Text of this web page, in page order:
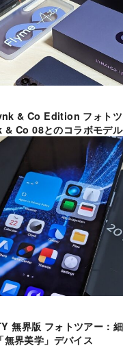
& Co Edition フォト
Co 08とのコラボモデル
無界版 フォトツアー：
界美学」デバイス